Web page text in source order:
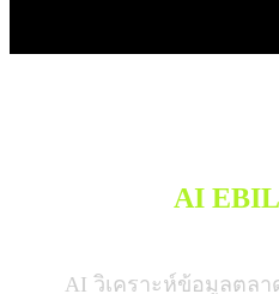
AI
AI วิเคราะห์ข้อมูลตล